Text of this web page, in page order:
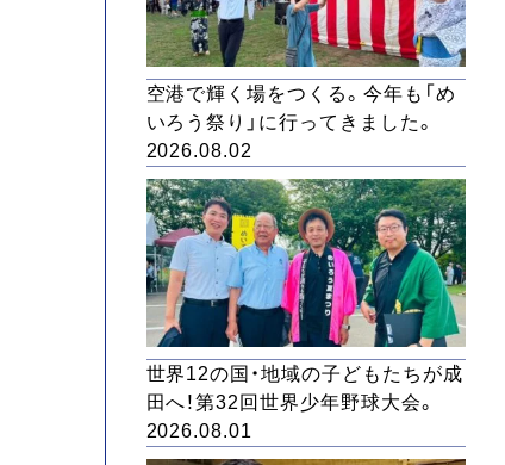
空港で輝く場をつくる。今年も「め
いろう祭り」に行ってきました。
2026.08.02
世界12の国・地域の子どもたちが成
田へ！第32回世界少年野球大会。
2026.08.01